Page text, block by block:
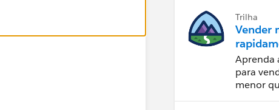
Trilha
Vender
Sales
Aprenda
para
menor